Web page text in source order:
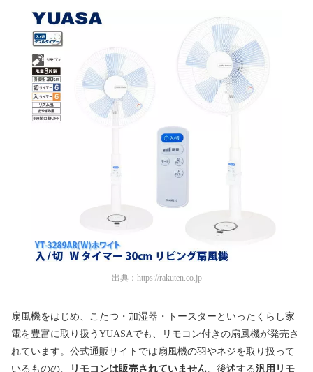
出典： https://rakuten.co.jp
扇風機をはじめ、こたつ・加湿器・トースターといったくらし家
電を豊富に取り扱うYUASAでも、リモコン付きの扇風機が発売さ
れています。公式通販サイトでは扇風機の羽やネジを取り扱って
いるものの、
リモコンは販売されていません。 後述する汎用リモ